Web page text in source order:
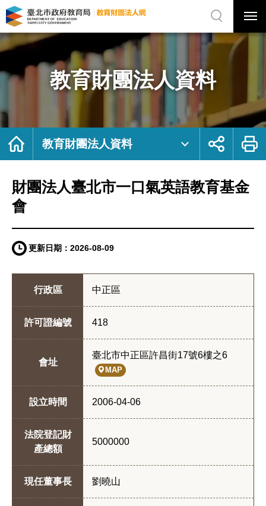
財
團
人
市
一
育
會
政
網
站
選
選
單
關
網
站
尋
教育財團法人資料
首
教育財團法人資料
展
鈕
列
財團法人臺北市一口氣英語教育基金
會
更新日期： 2026-08-09
行政區 中正區
許可證編號 418
會址
臺北市中正區許昌街17號6樓之6
MAP
設立時間 2006-04-06
法院登記財
產總額
5000000
現任董事長 劉曉山